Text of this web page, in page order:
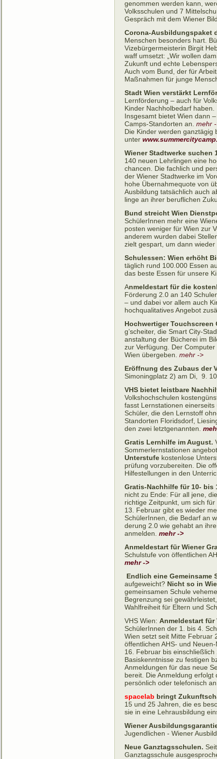
genommen werden kann,
Volksschulen und 7
Gespräch mit dem Wiener
Corona-Ausbildungspaket
Menschen besonders hart.
Vizebürgermeisterin Birgit
waff umsetzt: „Wir wollen
Zukunft und echte
Auch vom Bund, der für
Maßnahmen für junge
Stadt Wien verstärkt
Lernförderung – auch für
Kinder Nachholbedarf haben.
Insgesamt bietet Wien dann
Camps-Standorten an. mehr
Die Kinder werden ganztägig
unter
Wiener Stadtwerke
140 neuen Lehr­lingen eine
chancen. Die fach­lich und
der Wiener Stadt­werke im
hohe Über­nahme­quote von
Aus­bil­dung tat­säch­lich auch
linge an ihrer beruf­lichen
Bund streicht Wien
SchülerInnen mehr eine
posten weniger für Wien zur
anderem wurden dabei
zielt ge­spart, um dann
Schulessen: Wien erhöht
täglich rund 100.000 Essen
das beste Essen für unsere
Anmeldestart für die
Förderung 2.0 an 140
– und dabei vor allem auch
hoch­quali­tatives An­gebot
Hochwertiger Touchscreen
g’scheiter, die Smart City-
an­staltung der Bücherei im
zur Ver­fügung. Der
Wien über­geben. mehr ->
Eröffnung des Zubaus der
Simoningplatz 2) am Di, 9.
VHS bietet leistbare
Volkshochschulen
fasst Lern­stationen
Schüler, die den Lern­stoff
Stand­orten Florids­dorf,
den zwei letztgenannten.
Gratis Lernhilfe im August.
Sommerlernstationen
Unterstufe kosten­lose
prüfung vor­zu­be­rei­ten. Die
Hilfe­stellungen in den
Gratis-Nachhilfe für 10- bis
nicht zu Ende: Für all jene,
rich­tige Zeit­punkt, um sich
13. Februar gibt es wieder
SchülerInnen, die Be­darf an
derung 2.0 wie ge­habt an
anmelden. mehr ->
Anmeldestart für Wiener
Schulstufe von öffentlichen
mehr ->
Endlich eine Gemeinsame
aufgeweicht? Nicht so in
gemein­samen Schule
Begrenzung sei
Wahl­frei­heit für Eltern und
VHS Wien: Anmeldestart für
SchülerInnen der 1. bis 4.
Wien setzt seit Mitte Februar
öffentlichen AHS- und
16. Februar bis
Basiskenntnisse zu festigen
Anmeldungen für das neue
bereit. Die Anmeldung
persönlich oder telefonisch
spacelab bringt
15 und 25 Jahren, die es
sie in eine Lehrausbildung
Wiener
Jugendlichen - Wiener
Neue Ganztagsschulen.
Ganz­tags­schule